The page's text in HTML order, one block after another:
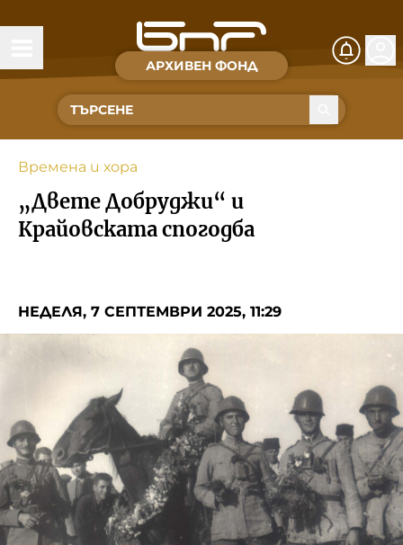
АРХИВЕН ФОНД
Времена и хора
Култура
Музика
Спорт
Съвет за електронни медии
БНР Новини
Детското.БНР
Времена и хора
„Двете Добруджи“ и
Крайовската спогодба
НЕДЕЛЯ, 7 СЕПТЕМВРИ 2025, 11:29